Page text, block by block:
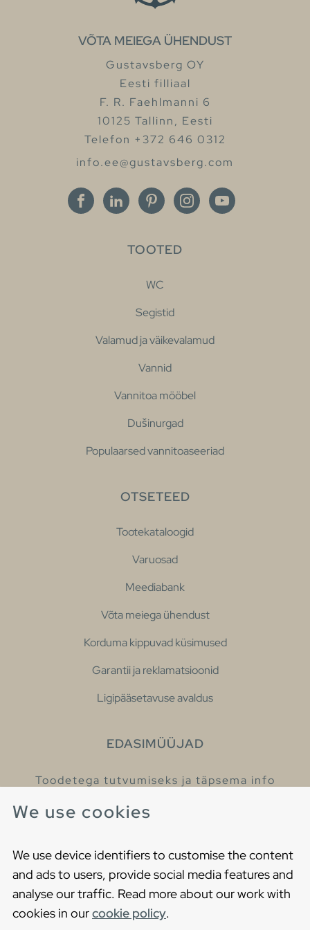
We use cookies
We use device identifiers to customise the content
and ads to users, provide social media features and
analyse our traffic. Read more about our work with
cookies in ourcookie policy.
VÕTA MEIEGA ÜHENDUST
Gustavsberg OY
Eesti filliaal
F. R. Faehlmanni 6
10125 Tallinn, Eesti
Telefon +372 646 0312
info.ee@gustavsberg.com
TOOTED
WC
Segistid
Valamud ja väikevalamud
Vannid
Vannitoa mööbel
Dušinurgad
Populaarsed vannitoaseeriad
OTSETEED
Tootekataloogid
Varuosad
Meediabank
Võta meiega ühendust
Korduma kippuvad küsimused
Garantii ja reklamatsioonid
Ligipääsetavuse avaldus
EDASIMÜÜJAD
Toodetega tutvumiseks ja täpsema info